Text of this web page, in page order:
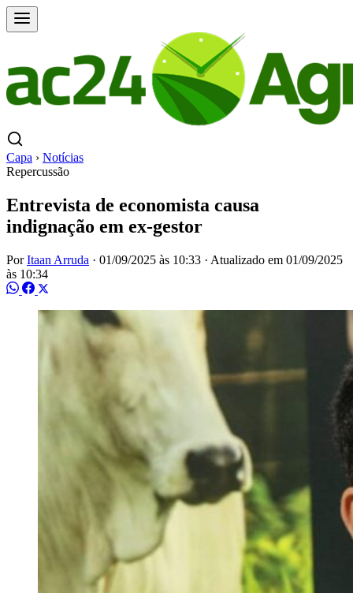
Capa › Notícias
Repercussão
Entrevista de economista causa
indignação em ex-gestor
PorItaan Arruda · 01/09/2025 às 10:33 · Atualizado em 01/09/2025
às 10:34